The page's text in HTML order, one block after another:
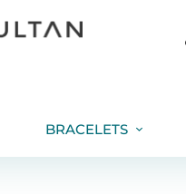
BRACELETS